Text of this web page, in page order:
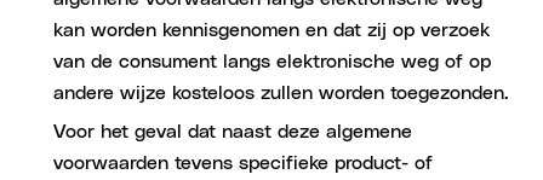
kan worden kennisgenomen en dat zij op verzoek
van de consument langs elektronische weg of op
andere wijze kosteloos zullen worden toegezonden.
Voor het geval dat naast deze algemene
voorwaarden tevens specifieke product- of